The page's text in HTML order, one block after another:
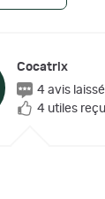
Cocatrix
4 avis
4 utiles